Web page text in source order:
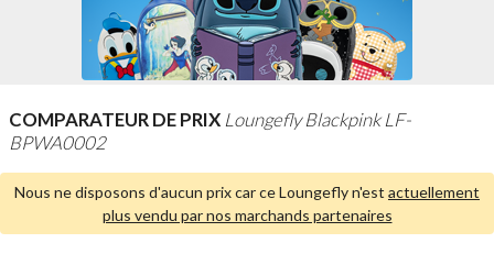
COMPARATEUR DE PRIX Loungefly Blackpink LF-
BPWA0002
Nous ne disposons d'aucun prix car ce Loungefly n'est actuellement
plus vendu par nos marchands partenaires